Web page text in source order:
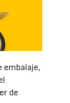
embalaje,
de